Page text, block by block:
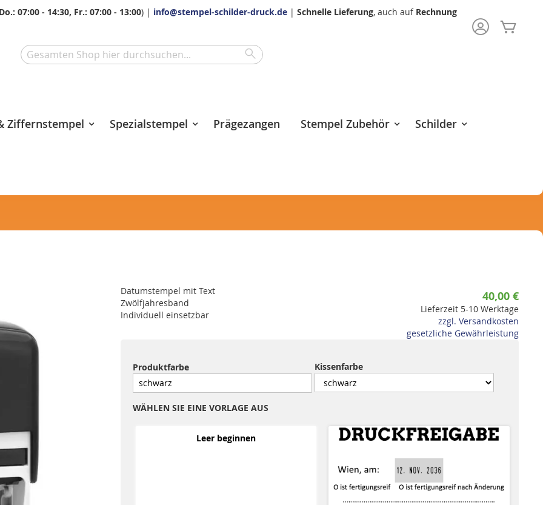
07:00 - 14:30, Fr.: 07:00 - 13:00) | info@stempel-schilder-druck.de | Schnelle Lieferung, auch auf Rechnung
Search
Ziffernstempel Spezialstempel Prägezangen Stempel Zubehör Schilder
40,00 €
Lieferzeit 5-10 Werktage
zzgl. Versandkosten
gesetzliche Gewährleistung
Datumstempel mit Text
Zwölfjahresband
Individuell einsetzbar
Produktfarbe Kissenfarbe
WÄHLEN SIE EINE VORLAGE AUS
Leer beginnen